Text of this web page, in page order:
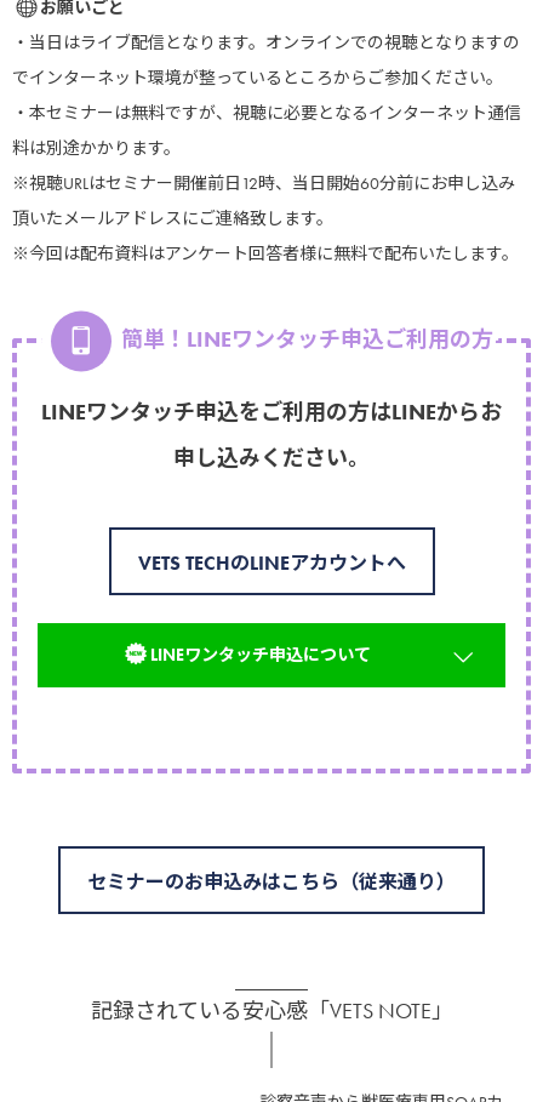
お願いごと
・当日はライブ配信となります。オンラインでの視聴となりますの
でインターネット環境が整っているところからご参加ください。
・本セミナーは無料ですが、視聴に必要となるインターネット通信
料は別途かかります。
※視聴URLはセミナー開催前日12時、当日開始60分前にお申し込み
頂いたメールアドレスにご連絡致します。
※今回は配布資料はアンケート回答者様に無料で配布いたします。
簡単！LINEワンタッチ申込ご利用の方
LINEワンタッチ申込をご利用の方はLINEからお
申し込みください。
VETS TECHのLINEアカウントへ
LINEワンタッチ申込について
不要になり、ワンタッチで申
込が完了できるようになりま
セミナーのお申込みはこちら（従来通り）
記録されている安心感「VETS NOTE」